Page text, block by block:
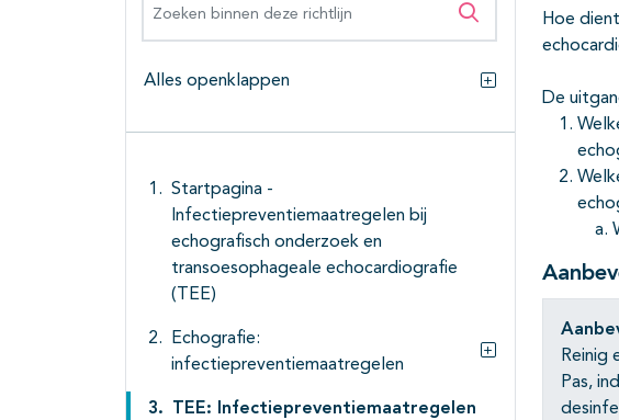
Zoeken binnen
Alles openklappen
Alles
Startpagina -
Infectiepreventiemaatregelen bij
echografisch onderzoek en
transoesophageale echocardiografie
(TEE)
Echografie:
infectiepreventiemaatregelen
Subpagina's
TEE: Infectiepreventiemaatregelen
Hoe
De
Reinig
Pas,